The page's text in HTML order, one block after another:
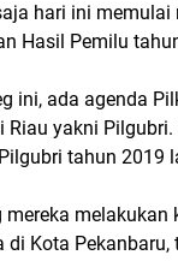
hari ini
Hasil Pemilu
ini, ada agenda
Riau yakni
tahun 2019
di Kota